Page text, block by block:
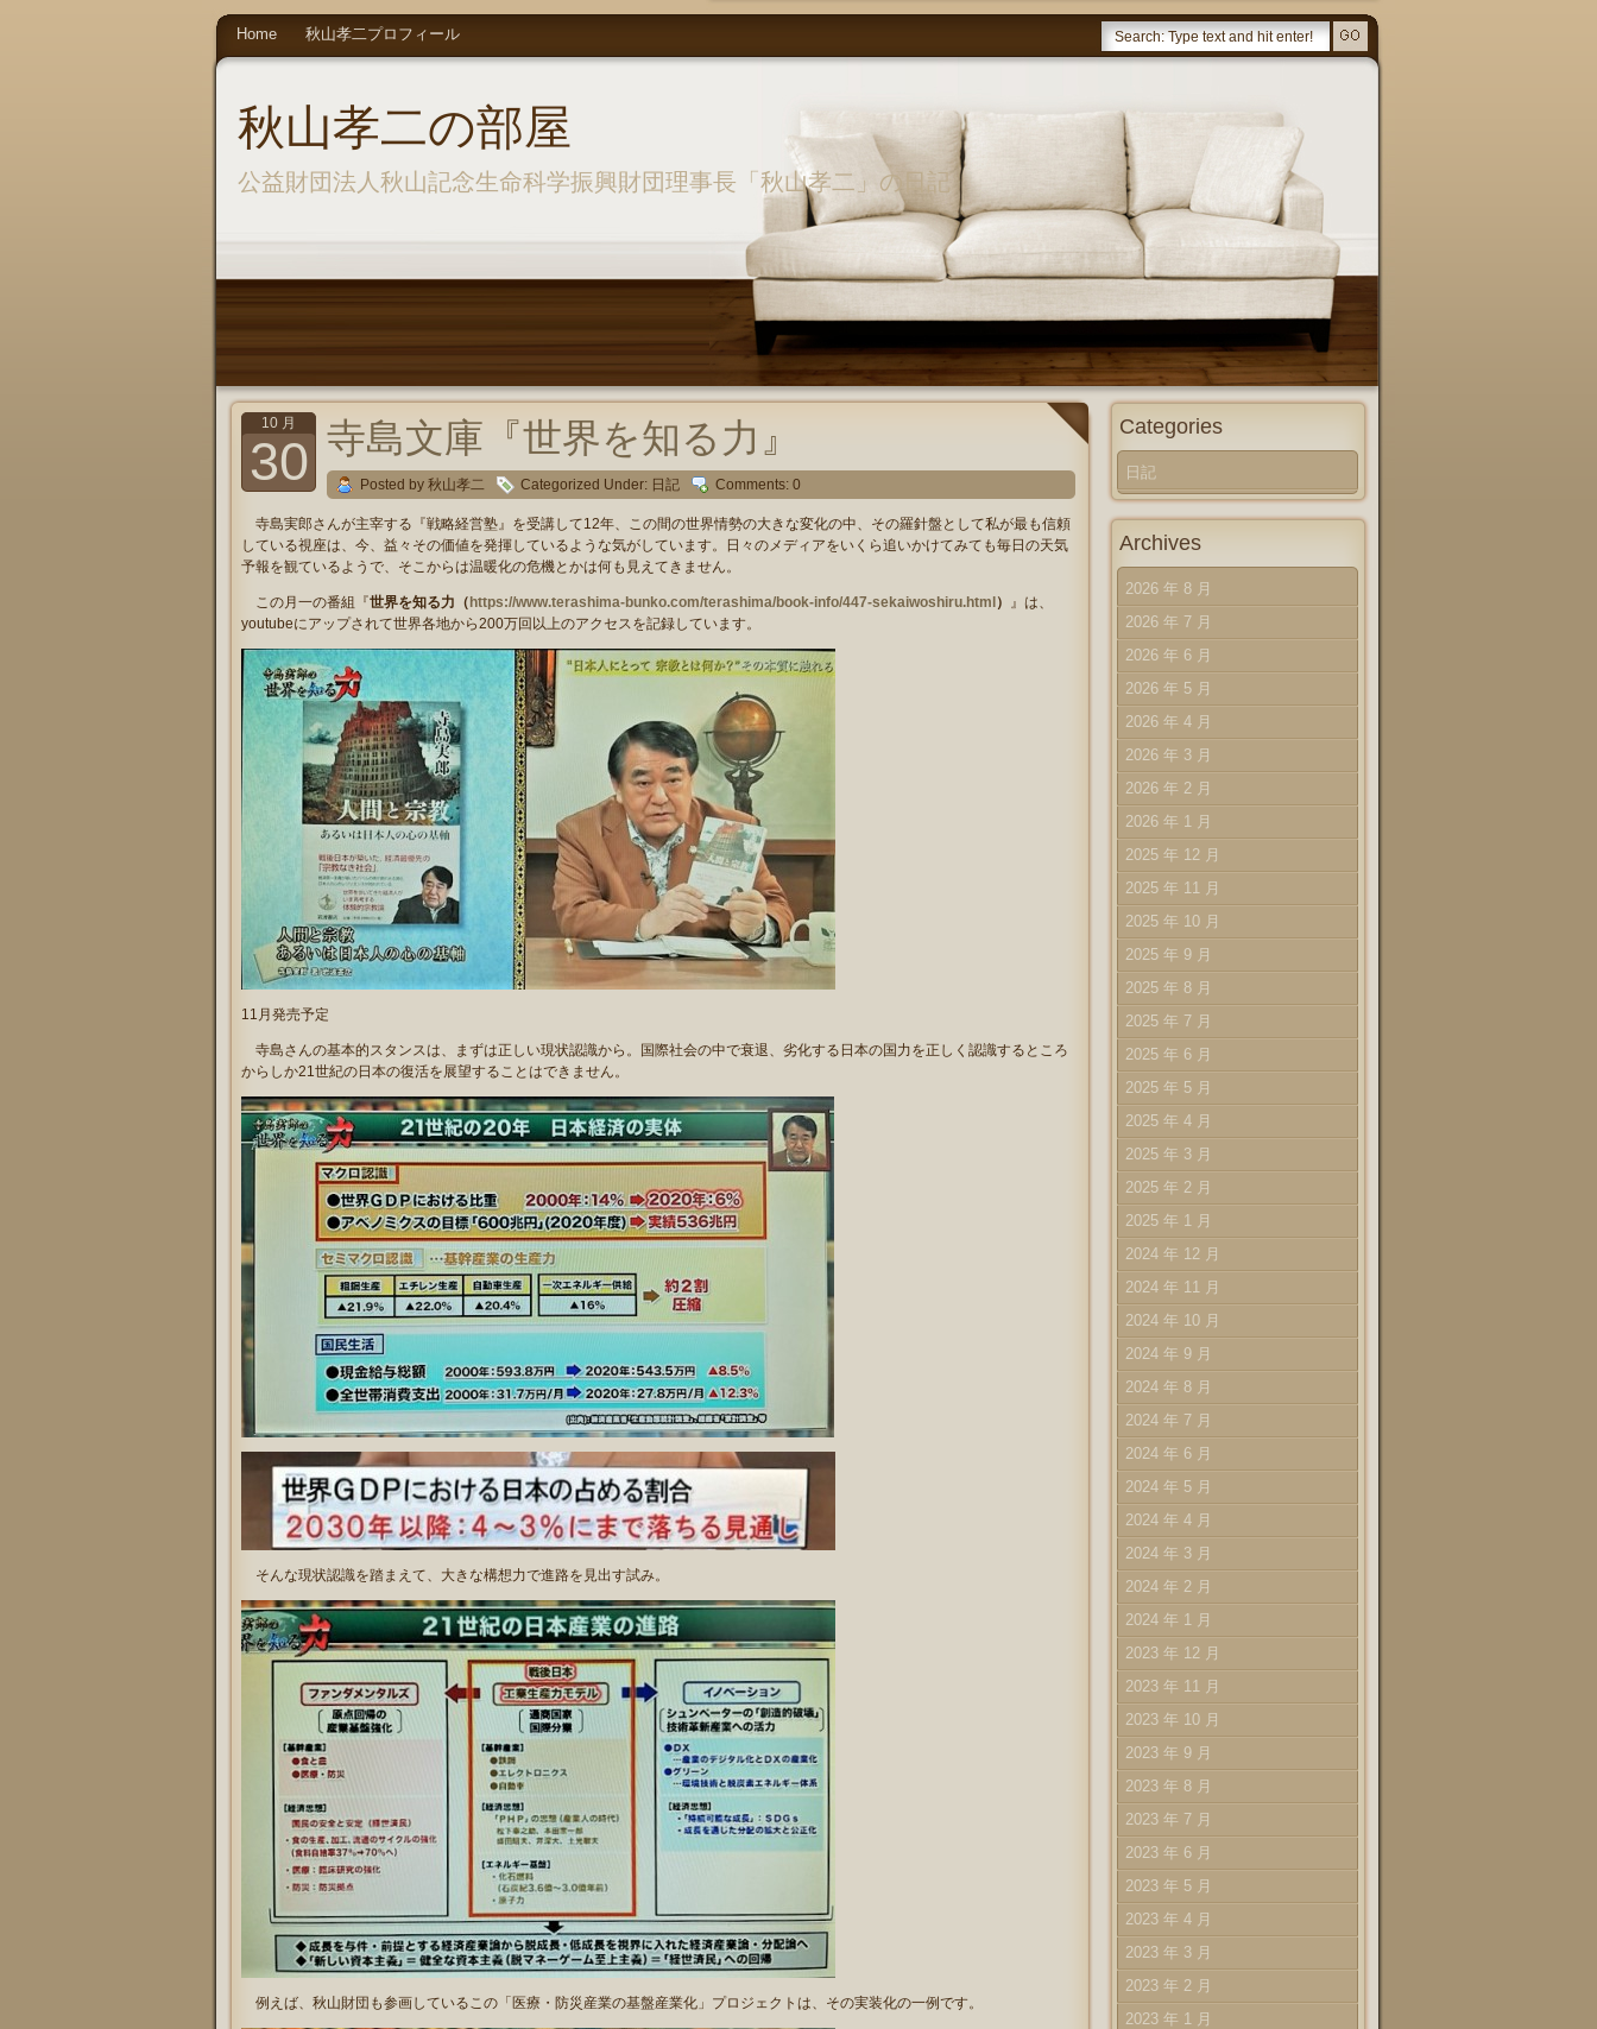
秋山孝二の部屋
公益財団法人秋山記念生命科学振興財団理事長「秋山孝二」の日記
Home 秋山孝二プロフィール
10 月
30 寺島文庫『世界を知る力』
Posted by 秋山孝二 Categorized Under: 日記 Comments: 0
寺島実郎さんが主宰する『戦略経営塾』を受講して12年、この間の世界情勢の大きな変化の中、その羅針盤として私が最も信頼
している視座は、今、益々その価値を発揮しているような気がしています。日々のメディアをいくら追いかけてみても毎日の天気
予報を観ているようで、そこからは温暖化の危機とかは何も見えてきません。
この月一の番組『世界を知る力（ https://www.terashima-bunko.com/terashima/book-info/447-sekaiwoshiru.html ） 』は、
youtubeにアップされて世界各地から200万回以上のアクセスを記録しています。
11月発売予定
寺島さんの基本的スタンスは、まずは正しい現状認識から。国際社会の中で衰退、劣化する日本の国力を正しく認識するところ
からしか21世紀の日本の復活を展望することはできません。
そんな現状認識を踏まえて、大きな構想力で進路を見出す試み。
例えば、秋山財団も参画しているこの「医療・防災産業の基盤産業化」プロジェクトは、その実装化の一例です。
Categories
日記
Archives
2026 年 8 月
2026 年 7 月
2026 年 6 月
2026 年 5 月
2026 年 4 月
2026 年 3 月
2026 年 2 月
2026 年 1 月
2025 年 12 月
2025 年 11 月
2025 年 10 月
2025 年 9 月
2025 年 8 月
2025 年 7 月
2025 年 6 月
2025 年 5 月
2025 年 4 月
2025 年 3 月
2025 年 2 月
2025 年 1 月
2024 年 12 月
2024 年 11 月
2024 年 10 月
2024 年 9 月
2024 年 8 月
2024 年 7 月
2024 年 6 月
2024 年 5 月
2024 年 4 月
2024 年 3 月
2024 年 2 月
2024 年 1 月
2023 年 12 月
2023 年 11 月
2023 年 10 月
2023 年 9 月
2023 年 8 月
2023 年 7 月
2023 年 6 月
2023 年 5 月
2023 年 4 月
2023 年 3 月
2023 年 2 月
2023 年 1 月